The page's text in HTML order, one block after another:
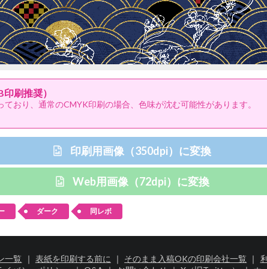
刷推奨）
おり、通常のCMYK印刷の場合、色味が沈む可能性があります。
印刷用画像（350dpi）に変換
Web用画像（72dpi）に変換
ダーク 同レボ
一覧 ｜ 表紙を印刷する前に ｜ そのまま入稿OKの印刷会社一覧 ｜